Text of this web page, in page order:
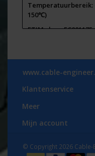
150℃)
ETIM class: EC001175
Diameter buitenkant
Door de handige
aangesloten kabels
afgesloten
stuk geleverd !
en is daarom niet te
www.cable-
Klantenservice
Meer
Mijn account
© Copyright 2026 Cable-